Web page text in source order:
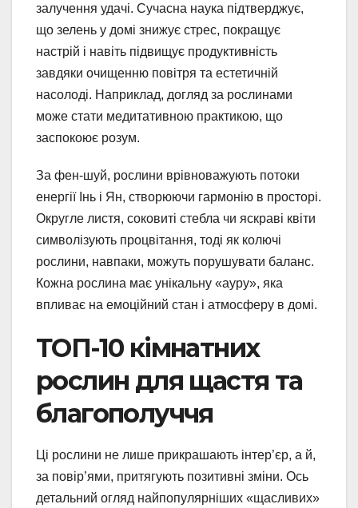
залучення удачі. Сучасна наука підтверджує,
що зелень у домі знижує стрес, покращує
настрій і навіть підвищує продуктивність
завдяки очищенню повітря та естетичній
насолоді. Наприклад, догляд за рослинами
може стати медитативною практикою, що
заспокоює розум.
За фен-шуй, рослини врівноважують потоки
енергії Інь і Ян, створюючи гармонію в просторі.
Округле листя, соковиті стебла чи яскраві квіти
символізують процвітання, тоді як колючі
рослини, навпаки, можуть порушувати баланс.
Кожна рослина має унікальну «ауру», яка
впливає на емоційний стан і атмосферу в домі.
ТОП-10 кімнатних
рослин для щастя та
благополуччя
Ці рослини не лише прикрашають інтер’єр, а й,
за повір’ями, притягують позитивні зміни. Ось
детальний огляд найпопулярніших «щасливих»